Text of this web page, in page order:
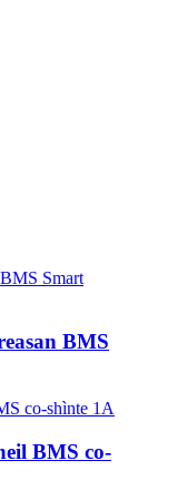
BMS
BMS co-